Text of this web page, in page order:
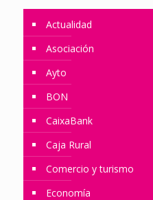
Actualidad
Asociación
Ayto
BON
CaixaBank
Caja Rural
Comercio y turismo
Economía